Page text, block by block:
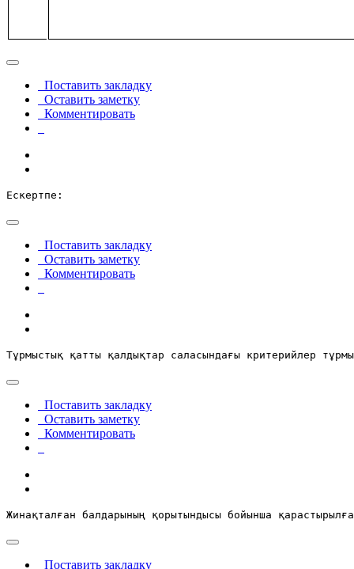
Поставить закладку
Оставить заметку
Комментировать
Ескертпе:
Поставить закладку
Оставить заметку
Комментировать
Тұрмыстық қатты қалдықтар саласындағы критерийлер
Поставить закладку
Оставить заметку
Комментировать
Жинақталған балдарының қорытындысы бойынша
Поставить закладку